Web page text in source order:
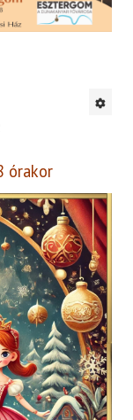
órakor